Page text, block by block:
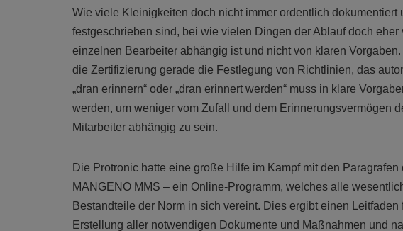
Wie viele Kleinigkeiten doch nicht immer ordentlich dokumentiert
festgeschrieben sind, bei wie vielen Dingen der Ablauf doch eher
einzelnen Bearbeiter abhängig ist und nicht von klaren
die Zertifizierung gerade die Festlegung von Richtlinien, das
„dran erinnern“ oder „dran erinnert werden“ muss in klare
werden, um weniger vom Zufall und dem Erinnerungsvermögen
Mitarbeiter abhängig zu sein.
Die Protronic hatte eine große Hilfe im Kampf mit den Paragrafen
MANGENO MMS – ein Online-Programm, welches alle
Bestandteile der Norm in sich vereint. Dies ergibt einen Leitfaden
Erstellung aller notwendigen Dokumente und Maßnahmen und